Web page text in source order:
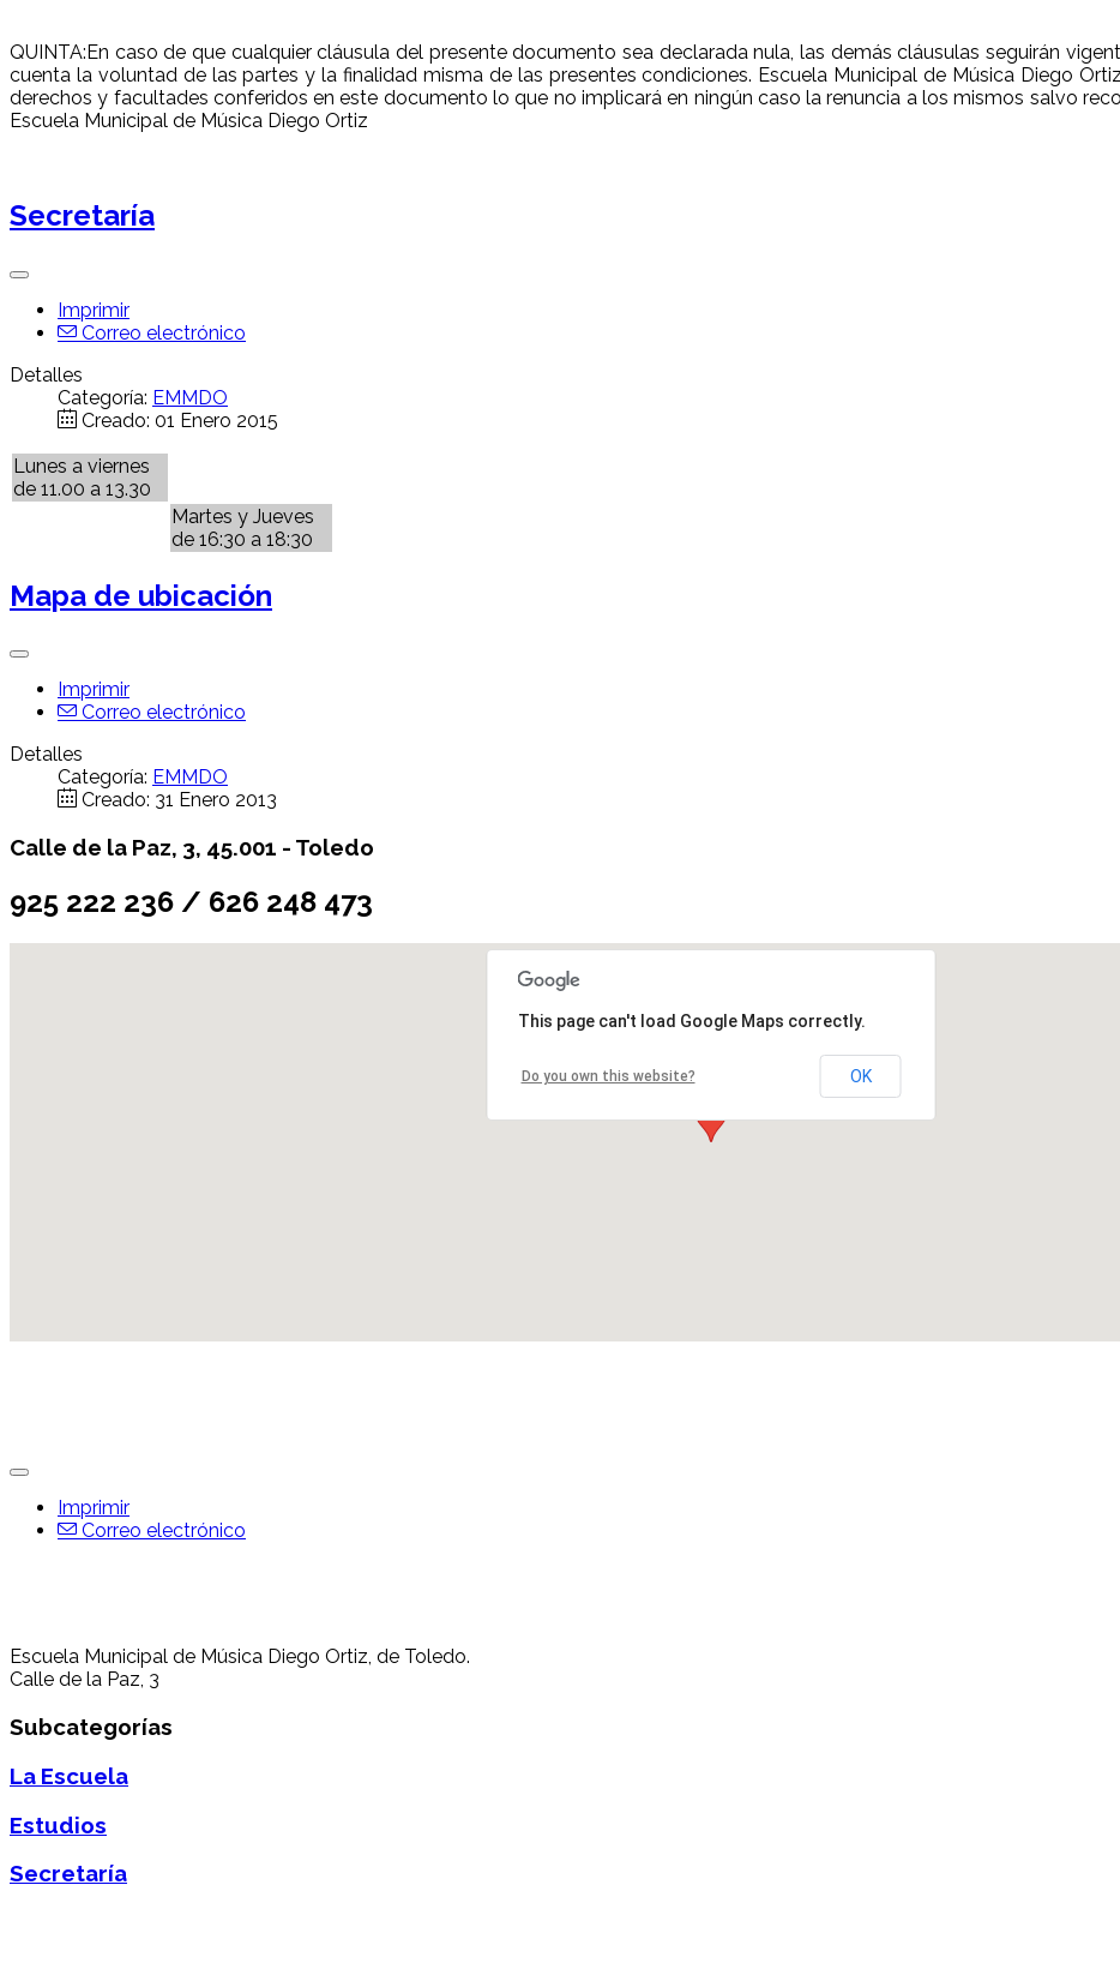
QUINTA:En caso de que cualquier cláusula del presente documento sea declarada nula, las demás cláusulas seguirán
cuenta la voluntad de las partes y la finalidad misma de las presentes condiciones. Escuela Municipal de Música Diego
derechos y facultades conferidos en este documento lo que no implicará en ningún caso la renuncia a los mismos salvo
Escuela Municipal de Música Diego Ortiz
Secretaría
Imprimir
Correo electrónico
Detalles
Categoría: EMMDO
Creado: 01 Enero 2015
Lunes a viernes
de 11.00 a 13.30
Martes y Jueves
de 16:30 a 18:30
Mapa de ubicación
Imprimir
Correo electrónico
Detalles
Categoría: EMMDO
Creado: 31 Enero 2013
Calle de la Paz, 3, 45.001 - Toledo
925 222 236 / 626 248 473
This page can't load Google Maps correctly.
Do you own this website? OK
Imprimir
Correo electrónico
Escuela Municipal de Música Diego Ortiz, de Toledo.
Calle de la Paz, 3
Subcategorías
La Escuela
Estudios
Secretaría